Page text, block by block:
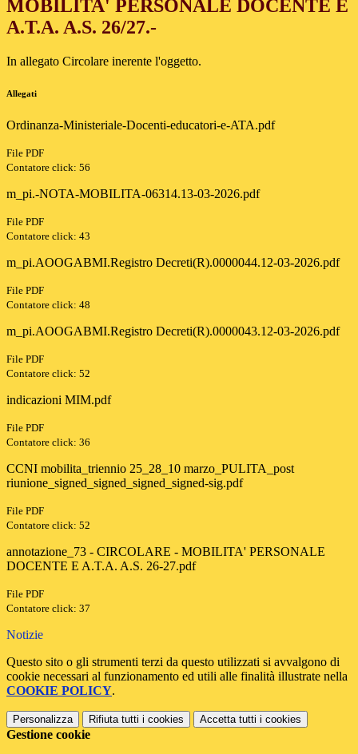
MOBILITA' PERSONALE DOCENTE E
A.T.A. A.S. 26/27.-
In allegato Circolare inerente l'oggetto.
Allegati
Ordinanza-Ministeriale-Docenti-educatori-e-ATA.pdf
File PDF
Contatore click: 56
m_pi.-NOTA-MOBILITA-06314.13-03-2026.pdf
File PDF
Contatore click: 43
m_pi.AOOGABMI.Registro Decreti(R).0000044.12-03-2026.pdf
File PDF
Contatore click: 48
m_pi.AOOGABMI.Registro Decreti(R).0000043.12-03-2026.pdf
File PDF
Contatore click: 52
indicazioni MIM.pdf
File PDF
Contatore click: 36
CCNI mobilita_triennio 25_28_10 marzo_PULITA_post
riunione_signed_signed_signed_signed-sig.pdf
File PDF
Contatore click: 52
annotazione_73 - CIRCOLARE - MOBILITA' PERSONALE
DOCENTE E A.T.A. A.S. 26-27.pdf
File PDF
Contatore click: 37
Notizie
Questo sito o gli strumenti terzi da questo utilizzati si avvalgono di
cookie necessari al funzionamento ed utili alle finalità illustrate nella
COOKIE POLICY.
Personalizza Rifiuta tutti i cookies Accetta tutti i cookies
Gestione cookie